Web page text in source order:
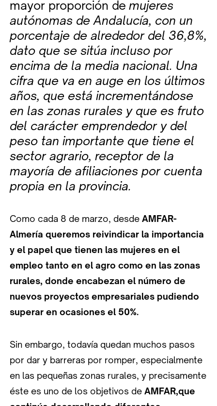
mayor proporción de mujeres
autónomas de Andalucía, con un
porcentaje de alrededor del 36,8%,
dato que se sitúa incluso por
encima de la media nacional. Una
cifra que va en auge en los últimos
años, que está incrementándose
en las zonas rurales y que es fruto
del carácter emprendedor y del
peso tan importante que tiene el
sector agrario, receptor de la
mayoría de afiliaciones por cuenta
propia en la provincia.
Como cada 8 de marzo, desde AMFAR-
Almería queremos reivindicar la importancia
y el papel que tienen las mujeres en el
empleo tanto en el agro como en las zonas
rurales, donde encabezan el número de
nuevos proyectos empresariales pudiendo
superar en ocasiones el 50%.
Sin embargo, todavía quedan muchos pasos
por dar y barreras por romper, especialmente
en las pequeñas zonas rurales, y precisamente
éste es uno de los objetivos de AMFAR,que